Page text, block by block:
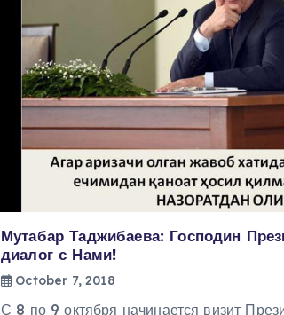
Мутабар Таджибаева: Господин
диалог с Нами!
October 7, 2018
С 8 по 9 октября начинается визит